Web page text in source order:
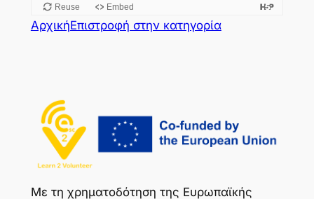
ΑρχικήΕπιστροφή στην κατηγορία
Με τη χρηματοδότηση της Ευρωπαϊκής